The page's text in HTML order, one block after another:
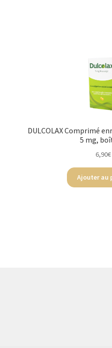
DULCOLAX Comprimé
5 mg,
6,90€
Ajouter au